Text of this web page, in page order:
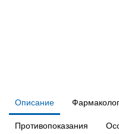
Описание
Противопоказания